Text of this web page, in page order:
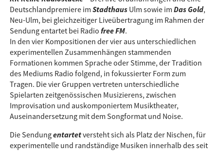
Deutschlandpremiere im Stadthaus Ulm sowie im Das Gold,
Neu-Ulm, bei gleichzeitiger Liveübertragung im Rahmen der
Sendung entartet bei Radio free FM.
In den vier Kompositionen der vier aus unterschiedlichen
experimentellen Zusammenhängen stammenden
Formationen kommen Sprache oder Stimme, der Tradition
des Mediums Radio folgend, in fokussierter Form zum
Tragen. Die vier Gruppen vertreten unterschiedliche
Spielarten zeitgenössischen Musizierens, zwischen
Improvisation und auskomponiertem Musiktheater,
Auseinandersetzung mit dem Songformat und Noise.
Die Sendungentartetversteht sich als Platz der Nischen, für
experimentelle und randständige Musiken innerhalb des seit